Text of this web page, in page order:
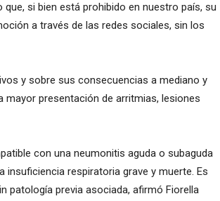
si bien está prohibido en nuestro país, su
a través de las redes sociales, sin los
y sobre sus consecuencias a mediano y
mayor presentación de arritmias, lesiones
con una neumonitis aguda o subaguda
insuficiencia respiratoria grave y muerte. Es
patología previa asociada, afirmó Fiorella